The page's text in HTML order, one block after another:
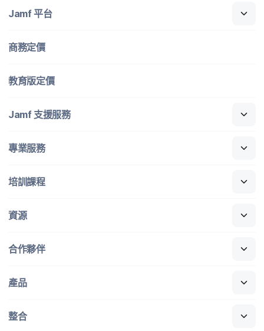
Jamf平​台
商務定​價
教育版定​價
Jamf 支援​服務
專業​服務
培訓​課程
資源
合作​夥伴
產品
整合